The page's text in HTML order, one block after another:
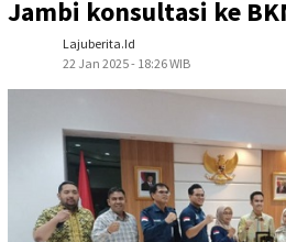
Jambi konsultasi ke
Lajuberita.id
22 Jan 2025 - 18:26 WIB